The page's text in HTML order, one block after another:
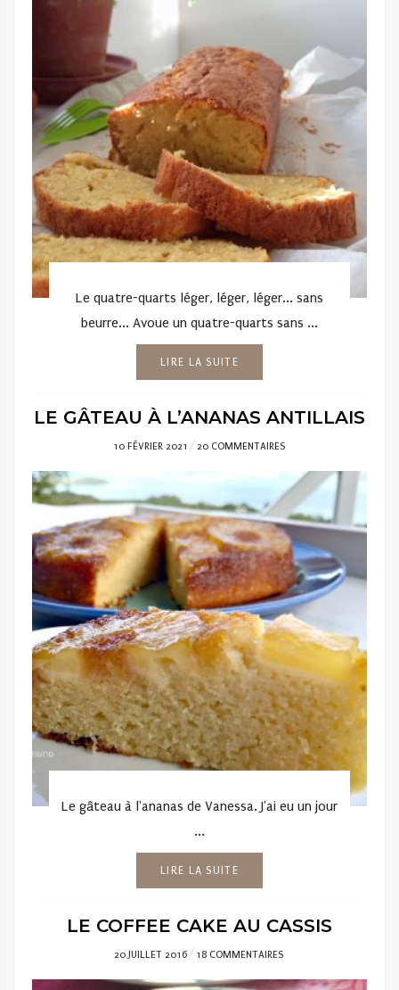
Le quatre-quarts léger, léger, léger... sans
beurre... Avoue un quatre-quarts sans ...
LIRE LA SUITE
LE GÂTEAU À L’ANANAS ANTILLAIS
POSTED
10 FÉVRIER 2021 20 COMMENTAIRES
Le gâteau à l'ananas de Vanessa. J'ai eu un jour
...
LIRE LA SUITE
LE COFFEE CAKE AU CASSIS
POSTED
ON
20 JUILLET 2016 18 COMMENTAIRES